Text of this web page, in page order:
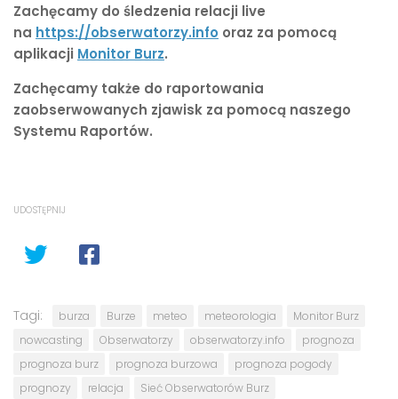
Zachęcamy do śledzenia relacji live
na https://obserwatorzy.info oraz za pomocą
aplikacji Monitor Burz.
Zachęcamy także do raportowania
zaobserwowanych zjawisk za pomocą naszego
Systemu Raportów.
UDOSTĘPNIJ
Tagi: burza Burze meteo meteorologia
Monitor Burz
nowcasting
Obserwatorzy obserwatorzy.info
prognoza
prognoza burz
prognoza burzowa
prognoza pogody
prognozy
relacja Sieć Obserwatorów Burz